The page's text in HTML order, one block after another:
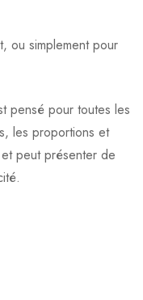
ou simplement pour
pensé pour toutes les
les proportions et
peut présenter de